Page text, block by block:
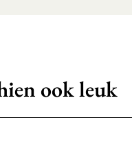
ook leuk